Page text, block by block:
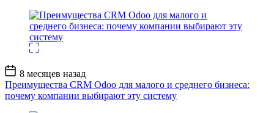
Дата
записи
8 месяцев назад
Преимущества CRM Odoo для малого и среднего бизнеса:
почему компании выбирают эту систему